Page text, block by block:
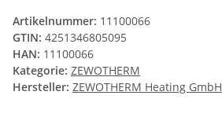
Artikelnummer: 11100066
GTIN: 4251346805095
HAN: 11100066
Kategorie: ZEWOTHERM
Hersteller: ZEWOTHERM Heating GmbH